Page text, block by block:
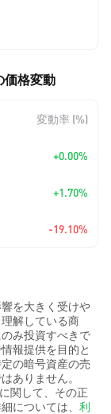
格変動
変動率 (%)
+0.00%
+1.70%
-19.10%
を大きく受けや
解している商
み投資すべきで
報提供を目的と
の暗号資産の売
ありません。
関して、その正
については、 利